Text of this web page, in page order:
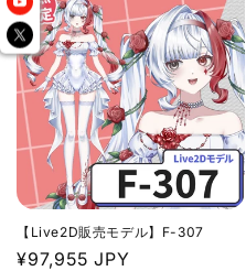
格
【Live2D販売モデル】F-307
通
¥97,955 JPY